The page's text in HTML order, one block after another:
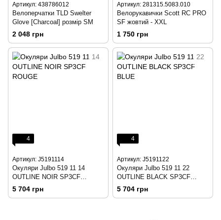
Артикул: 438786012
Велоперчатки TLD Swelter
Glove [Charcoal] розмір SM
2 048 грн
Артикул: 281315.5083.010
Велорукавички Scott RC PRO
SF жовтий - XXL
1 750 грн
4
Артикул: J5191114
Окуляри Julbo 519 11 14
OUTLINE NOIR SP3CF
ROUGE
5 704 грн
4
Артикул: J5191122
Окуляри Julbo 519 11 22
OUTLINE BLACK SP3CF
BLUE
5 704 грн